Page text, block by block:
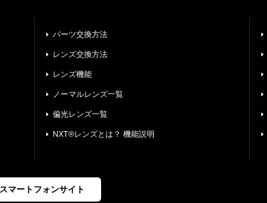
パーツ交換方法
レンズ交換方法
レンズ機能
ノーマルレンズ一覧
偏光レンズ一覧
NXT®レンズとは？ 機能説明
スマートフォンサイト